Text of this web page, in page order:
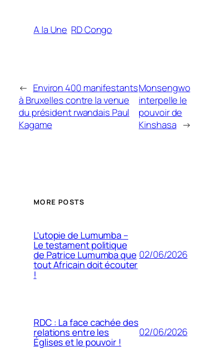
A la Une RD Congo
← Environ 400 manifestants
à Bruxelles contre la venue
du président rwandais Paul
Kagame
Monsengwo
interpelle le
pouvoir de
Kinshasa →
MORE POSTS
L’utopie de Lumumba –
Le testament politique
de Patrice Lumumba que
tout Africain doit écouter
!
02/06/2026
RDC : La face cachée des
relations entre les
Églises et le pouvoir !
02/06/2026